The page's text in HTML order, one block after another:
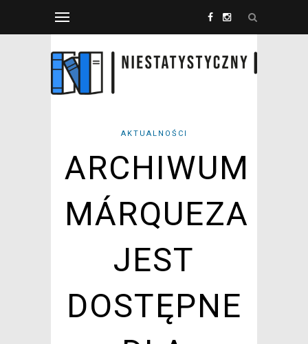
AKTUALNOŚCI
ARCHIWUM
MÁRQUEZA
JEST
DOSTĘPNE